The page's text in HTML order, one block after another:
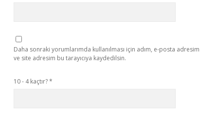
Daha sonraki yorumlarımda kullanılması için adım, e-posta adresim
ve site adresim bu tarayıcıya kaydedilsin.
10 - 4 kaçtır?*